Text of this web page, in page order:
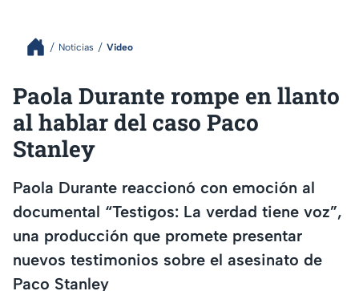
Noticias Video
Paola Durante rompe en llanto
al hablar del caso Paco
Stanley
Paola Durante reaccionó con emoción al
documental “Testigos: La verdad tiene voz”,
una producción que promete presentar
nuevos testimonios sobre el asesinato de
Paco Stanley